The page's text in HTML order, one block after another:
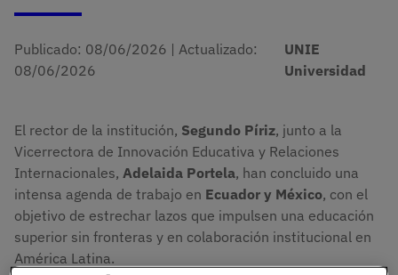
Publicado: 08/06/2026 | Actualizado:
08/06/2026
UNIE
Universidad
El rector de la institución, Segundo Píriz, junto a la
Vicerrectora de Innovación Educativa y Relaciones
Internacionales, Adelaida Portela, han concluido una
intensa agenda de trabajo en Ecuador y México, con el
objetivo de estrechar lazos que impulsen una educación
superior sin fronteras y en colaboración institucional en
América Latina.